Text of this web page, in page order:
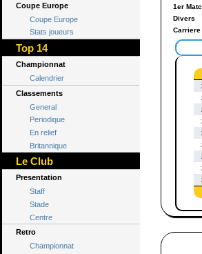
Coupe Europe
Coupe Europe
Stats joueurs
Top 14
Championnat
Calendrier
Classements
General
Periodique
En relief
Britannique
Le Club
Presentation
Staff
Stade
Centre
Retro
Championnat
1er
Divers
Carriere